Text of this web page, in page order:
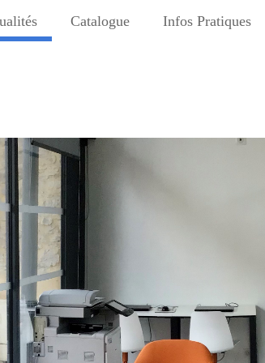
Catalogue Infos Pratiques